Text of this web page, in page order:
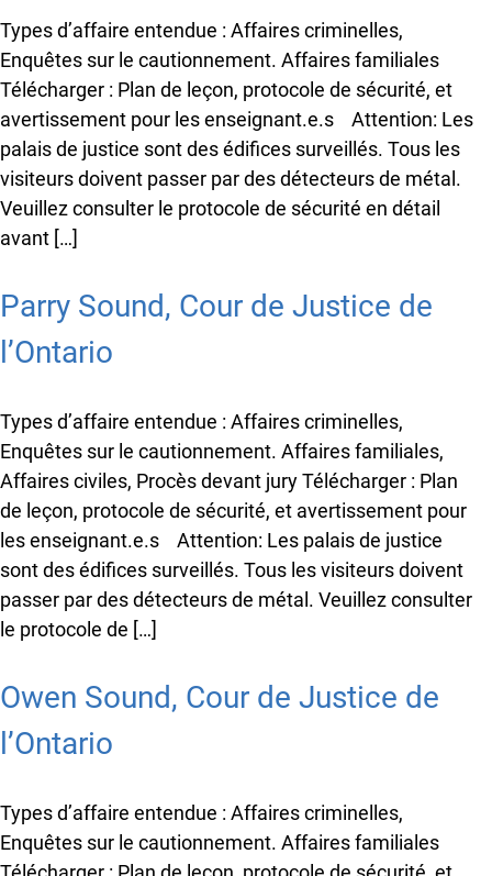
Types d’affaire entendue : Affaires criminelles,
Enquêtes sur le cautionnement. Affaires familiales
Télécharger : Plan de leçon, protocole de sécurité, et
avertissement pour les enseignant.e.s Attention: Les
palais de justice sont des édifices surveillés. Tous les
visiteurs doivent passer par des détecteurs de métal.
Veuillez consulter le protocole de sécurité en détail
avant […]
Parry Sound, Cour de Justice de
l’Ontario
Types d’affaire entendue : Affaires criminelles,
Enquêtes sur le cautionnement. Affaires familiales,
Affaires civiles, Procès devant jury Télécharger : Plan
de leçon, protocole de sécurité, et avertissement pour
les enseignant.e.s Attention: Les palais de justice
sont des édifices surveillés. Tous les visiteurs doivent
passer par des détecteurs de métal. Veuillez consulter
le protocole de […]
Owen Sound, Cour de Justice de
l’Ontario
Types d’affaire entendue : Affaires criminelles,
Enquêtes sur le cautionnement. Affaires familiales
d’OJEN. Nous l’avons discrètement lancé en
version bêta pendant que nous testons encore de
nouvelles fonctionnalités et corrigeons certains
bogues. Si vous voyez quelque chose qui ne
fonctionne pas, veuillez nous en informer à
l’adresse info@ojen.ca.